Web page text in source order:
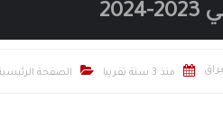
 منذ 3 سنة تقريبا  الصفحة